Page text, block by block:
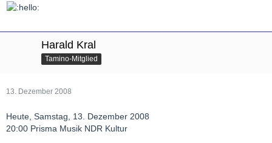
Harald Kral
Tamino-Mitglied
13. Dezember 2008
Heute, Samstag, 13. Dezember 2008
20:00 Prisma Musik NDR Kultur